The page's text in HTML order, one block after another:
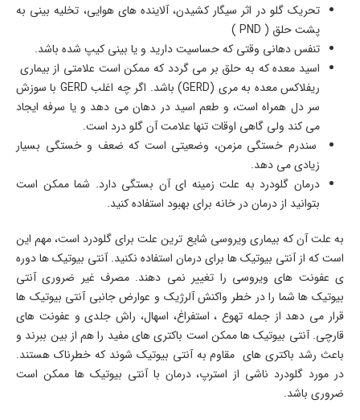
تحریک گلو در اثر سیگار کشیدن، آلاینده های هوایی، تخلیه بینی به
پشت حلق ( PND )
تنفس دهانی وقتی که حساسیت دارید و یا بینی کیپ شده باشد.
اسید معده که به حلق بر می گردد که ممکن است علامتی از بیماری
ریفلاکس معده به مری (GERD) باشد. اگر چه اغلب GERD با سوزش
سر دل همراه است، و طعم اسید در دهان می دهد و یا سرفه ایجاد
می کند ولی گاهی اوقات تنها علامت آن گلو درد است.
سندرم خستگی مزمن، وضعیتی است که ضعف و خستگی بسیار
زیادی می دهد.
درمان گلودرد به علت زمینه ای آن بستگی دارد. شما ممکن است
بتوانید از درمان در خانه برای بهبود استفاده کنید.
به علت آن که بیماری ویروسی شایع ترین علت برای گلودرد است، مهم این
است که از آنتی بیوتیک ها برای درمان استفاده نکنید. آنتی بیوتیک ها دوره
ی عفونت های ویروسی را تغییر نمی دهند. مصرف غیر ضروری آنتی
بیوتیک ها شما را در خطر واکنش آلرژیک و عوارض جانبی آنتی بیوتیک ها
قرار می دهد از جمله تهوع ، استفراغ، اسهال، راش جلدی و عفونت های
قارچی. آنتی بیوتیک ها ممکن است باکتری های مفید را هم از بین ببرند و
باعث رشد باکتری های مقاوم به آنتی بیوتیک شوند که خطرناک هستند.
در مورد گلودرد ناشی از استرپ، درمان با آنتی بیوتیک ها ممکن است
ضروری باشد.